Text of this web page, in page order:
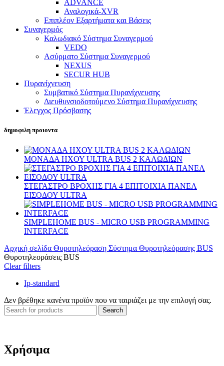
ADVANCE
Αναλογικά-XVR
Επιπλέον Εξαρτήματα και Βάσεις
Συναγερμός
Καλωδιακό Σύστημα Συναγερμού
VEDO
Ασύρματο Σύστημα Συναγερμού
NEXUS
SECUR HUB
Πυρανίχνευση
Συμβατικό Σύστημα Πυρανίχνευσης
Διευθυνσιοδοτούμενο Σύστημα Πυρανίχνευσης
Έλεγχος Πρόσβασης
δημοφιλη προιοντα
ΜΟΝΑΔΑ ΗΧΟΥ ULTRA BUS 2 ΚΑΛΩΔΙΩΝ
ΣΤΕΓΑΣΤΡΟ ΒΡΟΧΗΣ ΓΙΑ 4 ΕΠΙΤΟΙΧΙΑ ΠΑΝΕΛ
ΕΙΣΟΔΟΥ ULTRA
SIMPLEHOME BUS - MICRO USB PROGRAMMING
INTERFACE
Αρχική σελίδα Θυροτηλεόραση Σύστημα Θυροτηλεόρασης BUS
Θυροτηλεοράσεις BUS
Clear filters
Ip-standard
Δεν βρέθηκε κανένα προϊόν που να ταιριάζει με την επιλογή σας.
Search
Χρήσιμα